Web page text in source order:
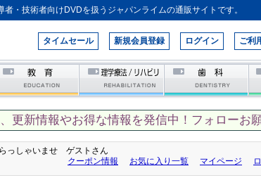
・技術者向けDVDを扱うジャパンライムの通販サイトです。
タイムセール 新規会員登録 ログイン ご利
新情報やお得な情報を発信中！フォローお
っしゃいませ ゲストさん
クーポン情報
お気に入り一覧 マイページ